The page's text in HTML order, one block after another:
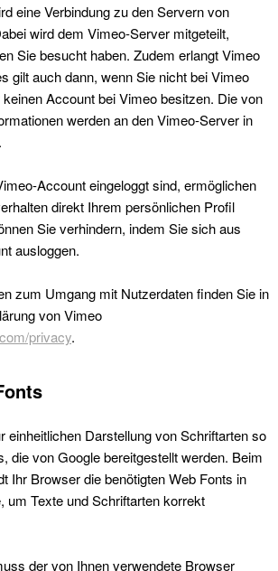
eine Verbindung zu den Servern von
wird dem Vimeo-Serv­er mit­geteilt,
Sie besucht haben. Zudem erlangt Vimeo
gilt auch dann, wenn Sie nicht bei Vimeo
Account bei Vimeo besitzen. Die von
wer­den an den Vimeo-Serv­er in
Account ein­gel­og­gt sind, ermöglichen
direkt Ihrem per­sön­lichen Pro­fil
Sie ver­hin­dern, indem Sie sich aus
aus­loggen.
zum Umgang mit Nutzer­dat­en find­en Sie in
von Vimeo
privacy.
ein­heitlichen Darstel­lung von Schrif­tarten so
die von Google bere­it­gestellt wer­den. Beim
Ihr Brows­er die benötigten Web Fonts in
um Texte und Schrif­tarten kor­rekt
der von Ihnen ver­wen­dete Brows­er